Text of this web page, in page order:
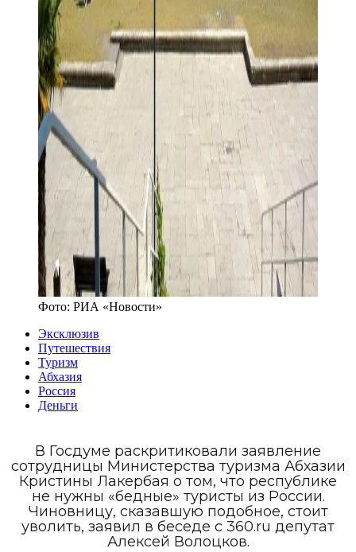
Фото: РИА «Новости»
Эксклюзив
Путешествия
Туризм
Абхазия
Россия
Деньги
В Госдуме раскритиковали заявление
сотрудницы Министерства туризма Абхазии
Кристины Лакербая о том, что республике
не нужны «бедные» туристы из России.
Чиновницу, сказавшую подобное, стоит
уволить, заявил в беседе с 360.ru депутат
Алексей Волоцков.